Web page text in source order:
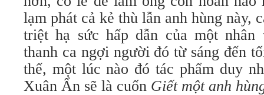
lạm phát cả kẻ thù lẫn anh hùng này,
triệt hạ sức hấp dẫn của một
thanh ca ngợi người đó từ sáng đến
thế, một lúc nào đó tác phẩm duy
Xuân Ẩn sẽ là cuốn Giết một anh